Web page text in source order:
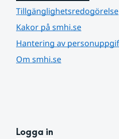
Tillgänglighetsredogörelse
Kakor på smhi.se
Hantering av
Om smhi.se
Logga in